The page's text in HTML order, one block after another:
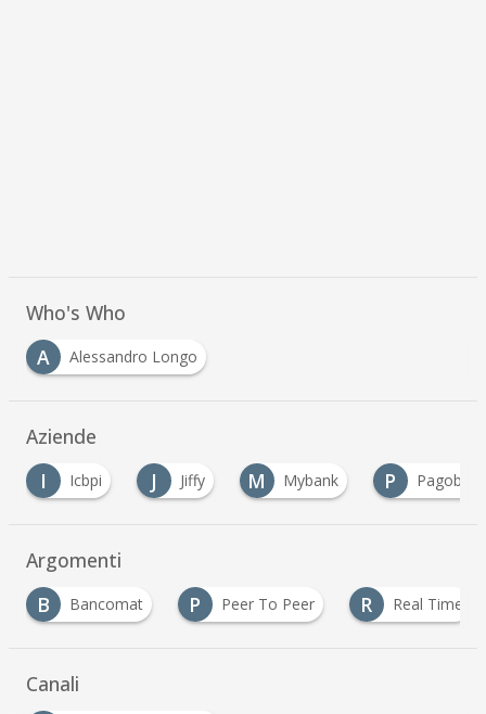
Who's Who
A
Alessandro Longo
Aziende
I
Icbpi J Jiffy M Mybank P
Argomenti
B
Bancomat P Peer To Peer R Real Time
Canali